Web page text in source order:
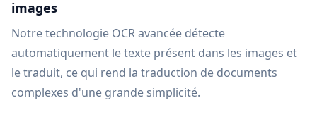
images
Notre technologie OCR avancée détecte
automatiquement le texte présent dans les images et
le traduit, ce qui rend la traduction de documents
complexes d'une grande simplicité.